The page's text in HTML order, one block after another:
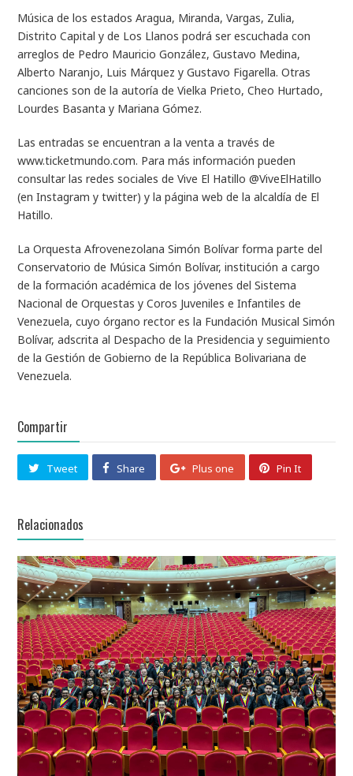
Música de los estados Aragua, Miranda, Vargas, Zulia,
Distrito Capital y de Los Llanos podrá ser escuchada con
arreglos de Pedro Mauricio González, Gustavo Medina,
Alberto Naranjo, Luis Márquez y Gustavo Figarella. Otras
canciones son de la autoría de Vielka Prieto, Cheo Hurtado,
Lourdes Basanta y Mariana Gómez.
Las entradas se encuentran a la venta a través de
www.ticketmundo.com. Para más información pueden
consultar las redes sociales de Vive El Hatillo @ViveElHatillo
(en Instagram y twitter) y la página web de laalcaldía de El
Hatillo.
La Orquesta Afrovenezolana Simón Bolívar forma parte del
Conservatorio de Música Simón Bolívar, institución a cargo
de la formación académica de los jóvenes del Sistema
Nacional de Orquestas y Coros Juveniles e Infantiles de
Venezuela, cuyo órgano rector es la Fundación Musical Simón
Bolívar, adscrita al Despacho de la Presidencia y seguimiento
de la Gestión de Gobierno de la República Bolivariana de
Venezuela.
Compartir
Tweet Share Plus one Pin It
Relacionados